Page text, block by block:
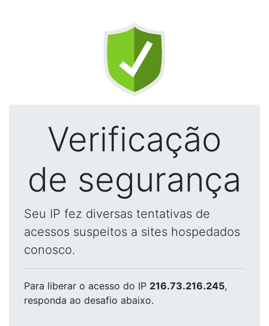
Verificação
de segurança
Seu IP fez diversas tentativas de
acessos suspeitos a sites hospedados
conosco.
Para liberar o acesso do IP 216.73.216.245,
responda ao desafio abaixo.